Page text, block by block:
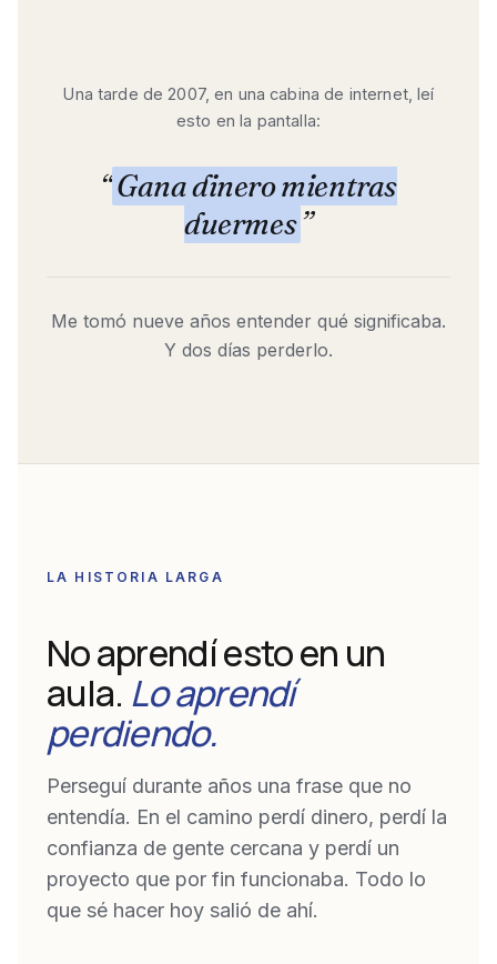
Una tarde de 2007, en una cabina de internet, leí
esto en la pantalla:
“Gana dinero mientras
duermes”
Me tomó nueve años entender qué significaba.
Y dos días perderlo.
LA HISTORIA LARGA
No aprendí esto en un
aula. Lo aprendí
perdiendo.
Perseguí durante años una frase que no
entendía. En el camino perdí dinero, perdí la
confianza de gente cercana y perdí un
proyecto que por fin funcionaba. Todo lo
que sé hacer hoy salió de ahí.